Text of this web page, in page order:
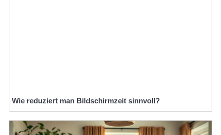
Wie reduziert man Bildschirmzeit sinnvoll?